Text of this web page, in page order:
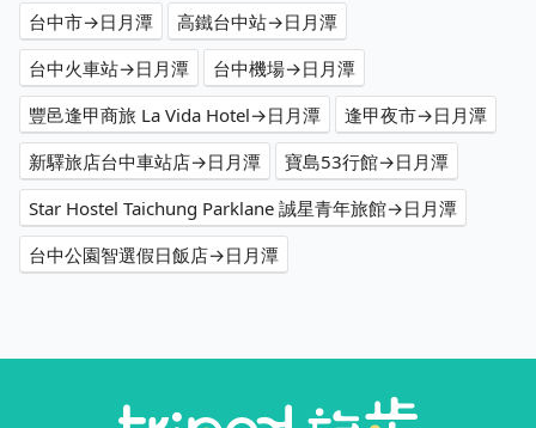
台中市→日月潭
高鐵台中站→日月潭
台中火車站→日月潭
台中機場→日月潭
豐邑逢甲商旅 La Vida Hotel→日月潭
逢甲夜市→日月潭
新驛旅店台中車站店→日月潭
寶島53行館→日月潭
Star Hostel Taichung Parklane 誠星青年旅館→日月潭
台中公園智選假日飯店→日月潭